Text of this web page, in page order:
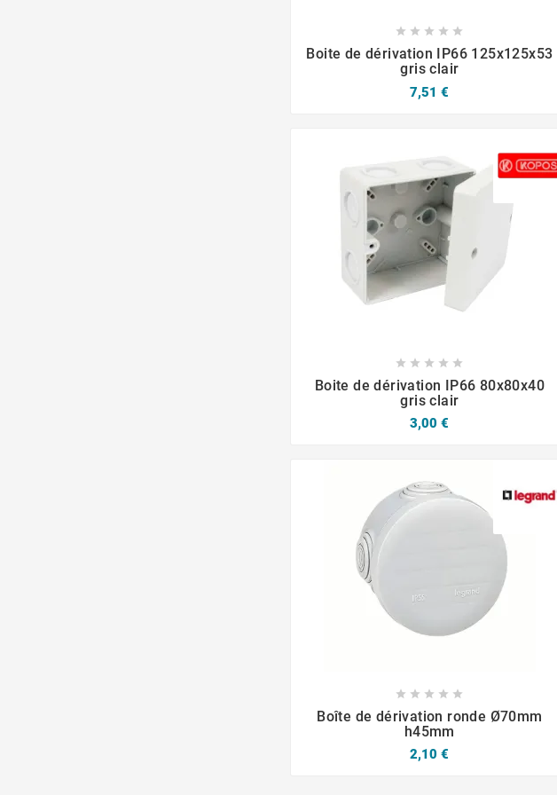
    
Boite de dérivation IP66 125x125x53
gris clair
7,51 €
 
    
Boite de dérivation IP66 80x80x40
gris clair
3,00 €
    
Boîte de dérivation ronde Ø70mm
h45mm
2,10 €